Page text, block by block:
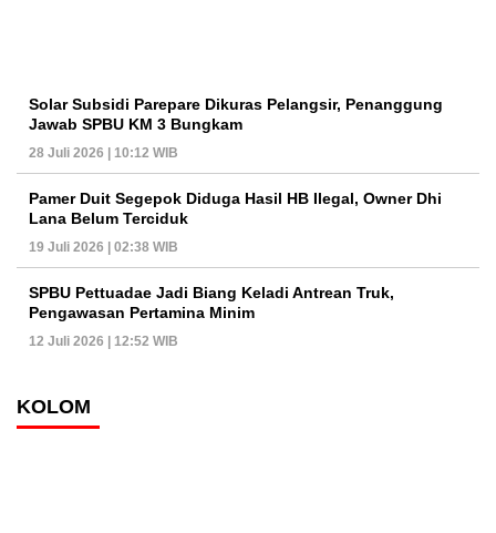
Solar Subsidi Parepare Dikuras Pelangsir, Penanggung
Jawab SPBU KM 3 Bungkam
28 Juli 2026 | 10:12 WIB
Pamer Duit Segepok Diduga Hasil HB Ilegal, Owner Dhi
Lana Belum Terciduk
19 Juli 2026 | 02:38 WIB
SPBU Pettuadae Jadi Biang Keladi Antrean Truk,
Pengawasan Pertamina Minim
12 Juli 2026 | 12:52 WIB
KOLOM